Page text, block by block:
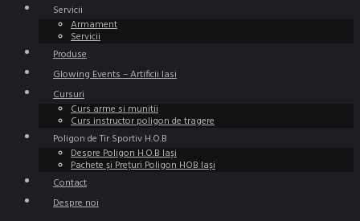
Servicii
Armament
Servicii
Produse
Glowing Events – Artificii Iasi
Cursuri
Curs arme si munitii
Curs instructor poligon de tragere
Poligon de Tir Sportiv H.O.B
Despre Poligon H.O.B Iași
Pachete și Prețuri Poligon HOB Iași
Contact
Despre noi